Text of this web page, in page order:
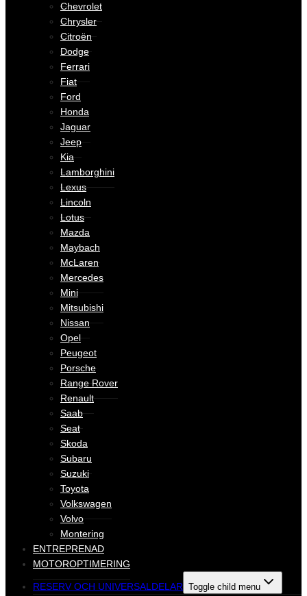
Chevrolet
Chrysler
Citroën
Dodge
Ferrari
Fiat
Ford
Honda
Jaguar
Jeep
Kia
Lamborghini
Lexus
Lincoln
Lotus
Mazda
Maybach
McLaren
Mercedes
Mini
Mitsubishi
Nissan
Opel
Peugeot
Porsche
Range Rover
Renault
Saab
Seat
Skoda
Subaru
Suzuki
Toyota
Volkswagen
Volvo
Montering
ENTREPRENAD
MOTOROPTIMERING
RESERV OCH UNIVERSALDELAR Toggle child menu